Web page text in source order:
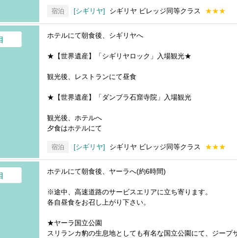
宿泊 シギリヤ シギリヤ ビレッジ同等クラス ★★★
ホテルにて朝食後、シギリヤへ
★【世界遺産】「シギリヤロック」入場観光★
観光後、レストランにて昼食
★【世界遺産】「ダンブラ石窟寺院」入場観光
観光後、ホテルへ
夕食はホテルにて
宿泊 シギリヤ シギリヤ ビレッジ同等クラス ★★★
ホテルにて朝食後、ヤーラへ(約6時間)
※途中、高速道路のサービスエリアに立ち寄ります。
各自昼食をお召し上がり下さい。
★ヤーラ国立公園
スリランカ豹の生息地としても有名な国立公園にて、ジープ